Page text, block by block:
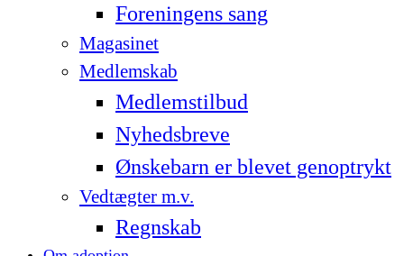
Foreningens sang
Magasinet
Medlemskab
Medlemstilbud
Nyhedsbreve
Ønskebarn er blevet genoptrykt
Vedtægter m.v.
Regnskab